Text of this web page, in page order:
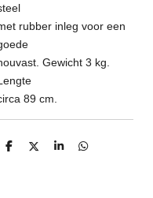
rubber inleg voor een
Gewicht 3 kg.
89 cm.
D
D
S
D